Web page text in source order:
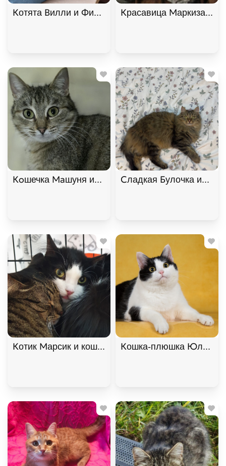
Котята Вилли и Филя ищут дом. В дар!, Табби,
Красавица Маркиза
Кoшечка Maшуня ищет дом. В дар!, Полосатый,
Сладкая Булочка ищет
Котик Марсик и кошечка Фенечка - один дом на
Кошка-плюшка Юла в